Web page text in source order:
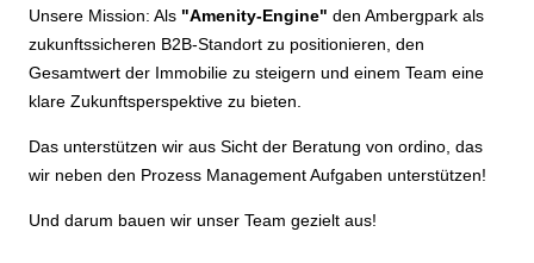
Unsere Mission: Als "Amenity-Engine" den Ambergpark als
zukunftssicheren B2B-Standort zu positionieren, den
Gesamtwert der Immobilie zu steigern und einem Team eine
klare Zukunftsperspektive zu bieten.
Das unterstützen wir aus Sicht der Beratung von ordino, das
wir neben den Prozess Management Aufgaben unterstützen!
Und darum bauen wir unser Team gezielt aus!